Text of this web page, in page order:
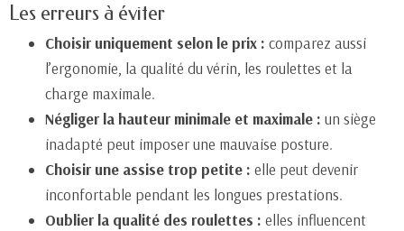
Les erreurs à éviter
Choisir uniquement selon le prix : comparez aussi
l’ergonomie, la qualité du vérin, les roulettes et la
charge maximale.
Négliger la hauteur minimale et maximale : un siège
inadapté peut imposer une mauvaise posture.
Choisir une assise trop petite : elle peut devenir
inconfortable pendant les longues prestations.
Oublier la qualité des roulettes : elles influencent